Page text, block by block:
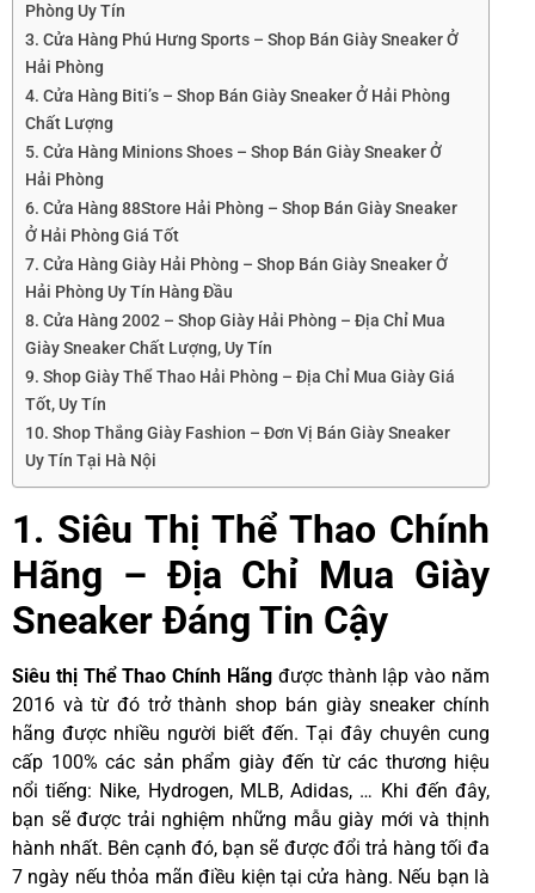
Phòng Uy Tín
3. Cửa Hàng Phú Hưng Sports – Shop Bán Giày Sneaker Ở
Hải Phòng
4. Cửa Hàng Biti’s – Shop Bán Giày Sneaker Ở Hải Phòng
Chất Lượng
5. Cửa Hàng Minions Shoes – Shop Bán Giày Sneaker Ở
Hải Phòng
6. Cửa Hàng 88Store Hải Phòng – Shop Bán Giày Sneaker
Ở Hải Phòng Giá Tốt
7. Cửa Hàng Giày Hải Phòng – Shop Bán Giày Sneaker Ở
Hải Phòng Uy Tín Hàng Đầu
8. Cửa Hàng 2002 – Shop Giày Hải Phòng – Địa Chỉ Mua
Giày Sneaker Chất Lượng, Uy Tín
9. Shop Giày Thể Thao Hải Phòng – Địa Chỉ Mua Giày Giá
Tốt, Uy Tín
10. Shop Thắng Giày Fashion – Đơn Vị Bán Giày Sneaker
Uy Tín Tại Hà Nội
1. Siêu Thị Thể Thao Chính
Hãng – Địa Chỉ Mua Giày
Sneaker Đáng Tin Cậy
Siêu thị Thể Thao Chính Hãng được thành lập vào năm
2016 và từ đó trở thành shop bán giày sneaker chính
hãng được nhiều người biết đến. Tại đây chuyên cung
cấp 100% các sản phẩm giày đến từ các thương hiệu
nổi tiếng: Nike, Hydrogen, MLB, Adidas, … Khi đến đây,
bạn sẽ được trải nghiệm những mẫu giày mới và thịnh
hành nhất. Bên cạnh đó, bạn sẽ được đổi trả hàng tối đa
7 ngày nếu thỏa mãn điều kiện tại cửa hàng. Nếu bạn là